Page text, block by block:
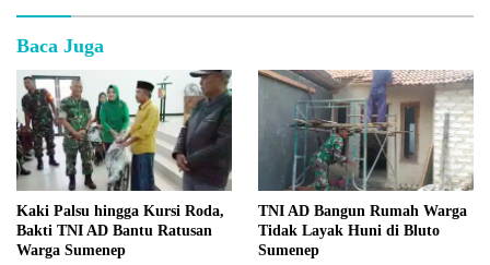
Baca Juga
Kaki Palsu hingga Kursi Roda,
Bakti TNI AD Bantu Ratusan
Warga Sumenep
TNI AD Bangun Rumah Warga
Tidak Layak Huni di Bluto
Sumenep